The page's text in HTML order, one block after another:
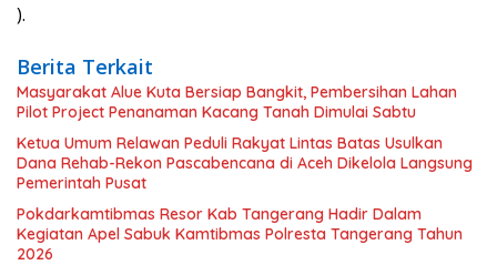
).
Berita Terkait
Masyarakat Alue Kuta Bersiap Bangkit, Pembersihan Lahan
Pilot Project Penanaman Kacang Tanah Dimulai Sabtu
Ketua Umum Relawan Peduli Rakyat Lintas Batas Usulkan
Dana Rehab-Rekon Pascabencana di Aceh Dikelola Langsung
Pemerintah Pusat
Pokdarkamtibmas Resor Kab Tangerang Hadir Dalam
Kegiatan Apel Sabuk Kamtibmas Polresta Tangerang Tahun
2026